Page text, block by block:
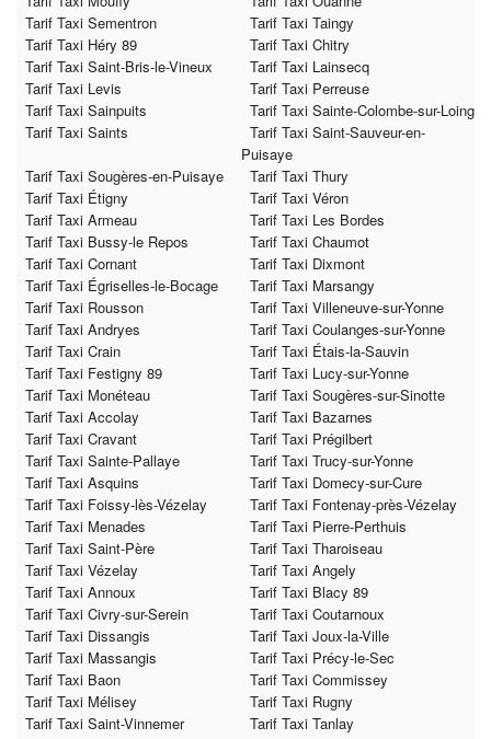
Tarif Taxi Sementron
Tarif Taxi Taingy
Tarif Taxi Héry 89
Tarif Taxi Chitry
Tarif Taxi Saint-Bris-le-Vineux
Tarif Taxi Lainsecq
Tarif Taxi Levis
Tarif Taxi Perreuse
Tarif Taxi Sainpuits
Tarif Taxi Sainte-Colombe-sur-Loing
Tarif Taxi Saints
Tarif Taxi Saint-Sauveur-en-
Puisaye
Tarif Taxi Sougères-en-Puisaye
Tarif Taxi Thury
Tarif Taxi Étigny
Tarif Taxi Véron
Tarif Taxi Armeau
Tarif Taxi Les Bordes
Tarif Taxi Bussy-le Repos
Tarif Taxi Chaumot
Tarif Taxi Cornant
Tarif Taxi Dixmont
Tarif Taxi Égriselles-le-Bocage
Tarif Taxi Marsangy
Tarif Taxi Rousson
Tarif Taxi Villeneuve-sur-Yonne
Tarif Taxi Andryes
Tarif Taxi Coulanges-sur-Yonne
Tarif Taxi Crain
Tarif Taxi Étais-la-Sauvin
Tarif Taxi Festigny 89
Tarif Taxi Lucy-sur-Yonne
Tarif Taxi Monéteau
Tarif Taxi Sougères-sur-Sinotte
Tarif Taxi Accolay
Tarif Taxi Bazarnes
Tarif Taxi Cravant
Tarif Taxi Prégilbert
Tarif Taxi Sainte-Pallaye
Tarif Taxi Trucy-sur-Yonne
Tarif Taxi Asquins
Tarif Taxi Domecy-sur-Cure
Tarif Taxi Foissy-lès-Vézelay
Tarif Taxi Fontenay-près-Vézelay
Tarif Taxi Menades
Tarif Taxi Pierre-Perthuis
Tarif Taxi Saint-Père
Tarif Taxi Tharoiseau
Tarif Taxi Vézelay
Tarif Taxi Angely
Tarif Taxi Annoux
Tarif Taxi Blacy 89
Tarif Taxi Civry-sur-Serein
Tarif Taxi Coutarnoux
Tarif Taxi Dissangis
Tarif Taxi Joux-la-Ville
Tarif Taxi Massangis
Tarif Taxi Précy-le-Sec
Tarif Taxi Baon
Tarif Taxi Commissey
Tarif Taxi Mélisey
Tarif Taxi Rugny
Tarif Taxi Saint-Vinnemer
Tarif Taxi Tanlay